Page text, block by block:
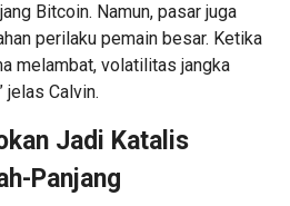
Bitcoin. Namun, pasar juga
perilaku pemain besar. Ketika
melambat, volatilitas jangka
jelas Calvin.
Jadi Katalis
Panjang